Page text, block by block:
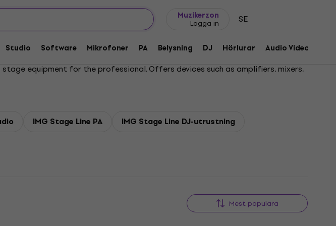
Muzikerzon
Logga in SE
Studio Software Mikrofoner PA Belysning DJ Hörlurar Audio Video
equipment for the professional. Offers devices such as amplifiers, mixers,
IMG Stage Line PA
IMG Stage Line DJ-utrustning
Mest populära